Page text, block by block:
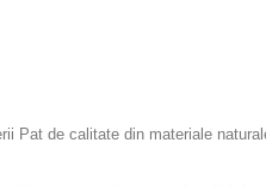
Pat de calitate din materiale